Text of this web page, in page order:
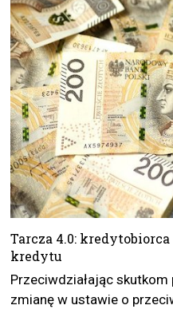
Tarcza 4.0:
kredytu
Przeciwdziałając
zmianę w ustawie o